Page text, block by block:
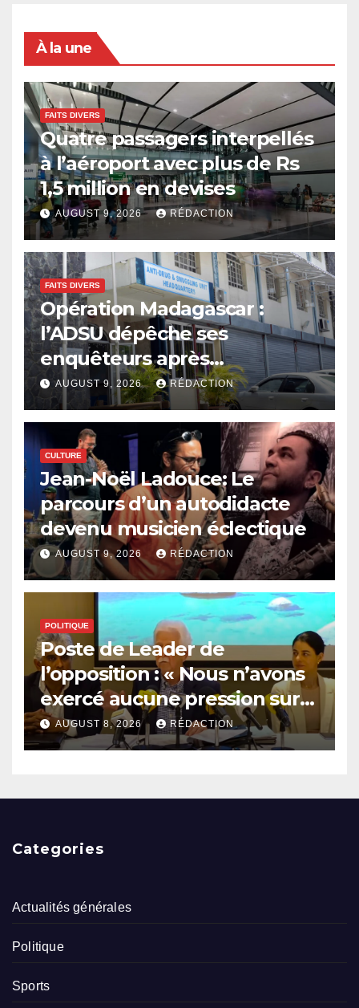
À la une
FAITS DIVERS
Quatre passagers interpellés
à l’aéroport avec plus de Rs
1,5 million en devises
AUGUST 9, 2026 RÉDACTION
FAITS DIVERS
Opération Madagascar :
l’ADSU dépêche ses
enquêteurs après
l’arrestation de quatre
Mauriciens
AUGUST 9, 2026 RÉDACTION
CULTURE
Jean-Noël Ladouce: Le
parcours d’un autodidacte
devenu musicien éclectique
AUGUST 9, 2026 RÉDACTION
POLITIQUE
Poste de Leader de
l’opposition : « Nous n’avons
exercé aucune pression sur
le Président », affirme Paul
Bérenger
AUGUST 8, 2026 RÉDACTION
Categories
Actualités générales
Politique
Sports